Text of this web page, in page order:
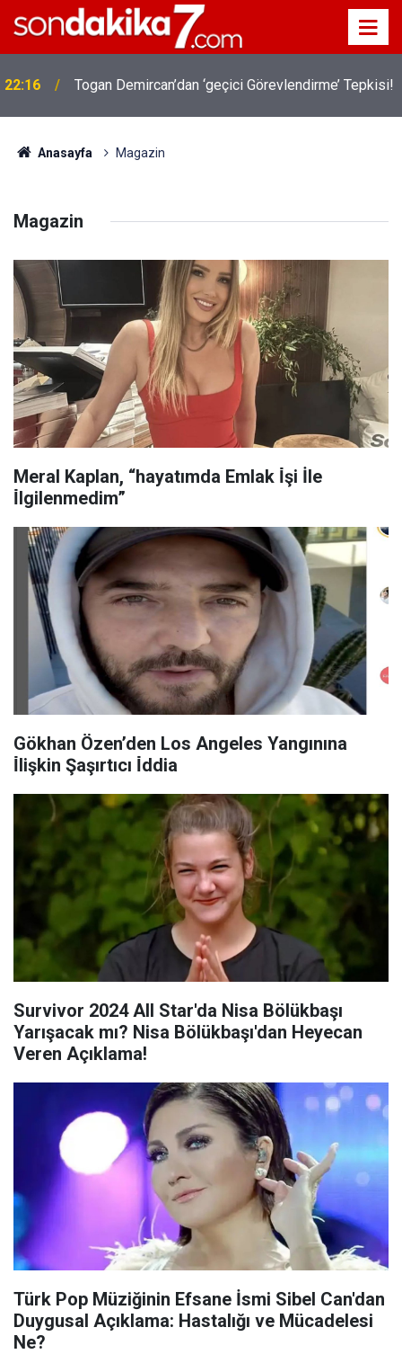
22:16 Togan Demircan’dan ‘geçici Görevlendirme’ Tepkisi!
Anasayfa Magazin
Magazin
Meral Kaplan, “hayatımda Emlak İ̇şi İle
İ̇lgilenmedim”
Gökhan Özen’den Los Angeles Yangınına
İ̇lişkin Şaşırtıcı İ̇ddia
Survivor 2024 All Star'da Nisa Bölükbaşı
Yarışacak mı? Nisa Bölükbaşı'dan Heyecan
Veren Açıklama!
Türk Pop Müziğinin Efsane İsmi Sibel Can'dan
Duygusal Açıklama: Hastalığı ve Mücadelesi
Ne?